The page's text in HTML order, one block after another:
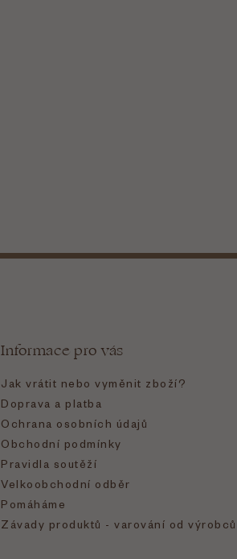
Informace pro vás
Jak vrátit nebo vyměnit zboží?
Doprava a platba
Ochrana osobních údajů
Obchodní podmínky
Pravidla soutěží
Velkoobchodní odběr
Pomáháme
Závady produktů - varování od výrobců